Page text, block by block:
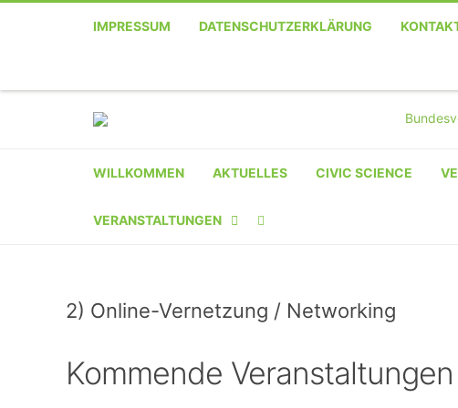
IMPRESSUM DATENSCHUTZERKLÄRUNG
WILLKOMMEN AKTUELLES CIVIC SCIENCE
VERANSTALTUNGEN
VERANSTALTER-
VERANSTALTUNG
2) Online-Vernetzung / Networking
Kommende Veranstaltungen